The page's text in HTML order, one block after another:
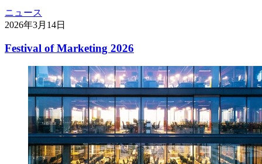
ニュース
2026年3月14日
Festival of Marketing 2026